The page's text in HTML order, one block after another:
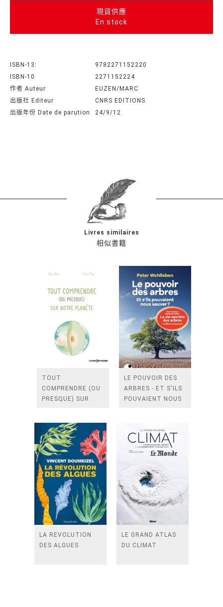
現貨供應
En stock
ISBN-13:
9782271152220
ISBN-10
2271152224
作者 Auteur
EUZEN/MARC
出版社 Editeur
CNRS EDITIONS
出版年份 Date de parution
24/9/12
相似書籍
Livres similaires
TOUT
COMPRENDRE (OU
PRESQUE) SUR
LE POUVOIR DES
ARBRES - ET S'ILS
POUVAIENT NOUS
LA REVOLUTION
DES ALGUES
LE GRAND ATLAS
DU CLIMAT